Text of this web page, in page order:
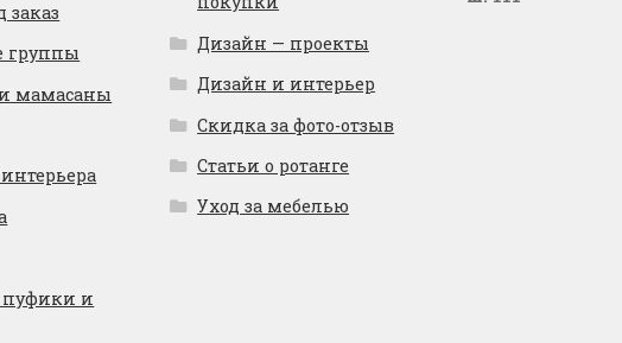
заказ
группы
мамасаны
пуфики и
Дизайн — проекты
Дизайн и интерьер
Скидка за фото-отзыв
Статьи о ротанге
Уход за мебелью